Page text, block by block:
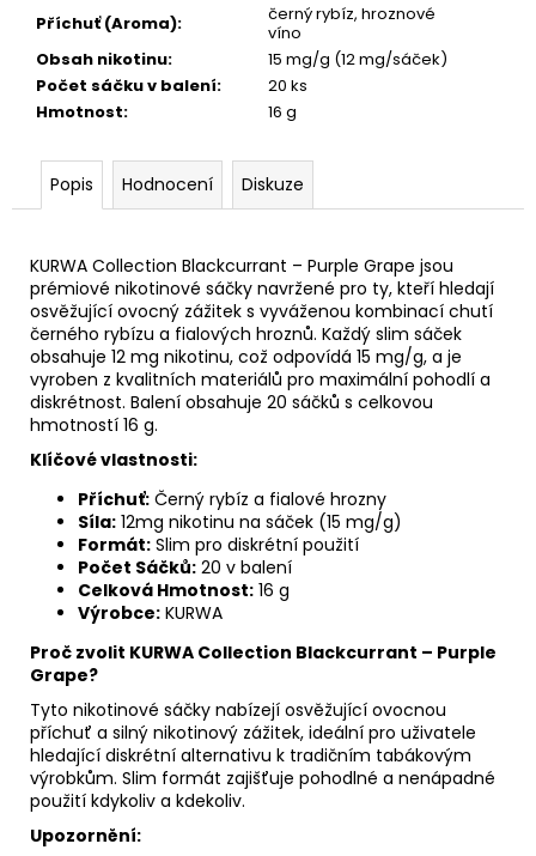
Příchuť (Aroma):
černý rybíz, hroznové
víno
Obsah nikotinu:
15 mg/g (12 mg/sáček)
Počet sáčku v balení:
20 ks
Hmotnost: 16 g
Popis Hodnocení Diskuze
KURWA Collection Blackcurrant – Purple Grape jsou
prémiové nikotinové sáčky navržené pro ty, kteří hledají
osvěžující ovocný zážitek s vyváženou kombinací chutí
černého rybízu a fialových hroznů. Každý slim sáček
obsahuje 12 mg nikotinu, což odpovídá 15 mg/g, a je
vyroben z kvalitních materiálů pro maximální pohodlí a
diskrétnost. Balení obsahuje 20 sáčků s celkovou
hmotností 16 g.
Klíčové vlastnosti:
Příchuť: Černý rybíz a fialové hrozny
Síla: 12mg nikotinu na sáček (15 mg/g)
Formát: Slim pro diskrétní použití
Počet Sáčků: 20 v balení
Celková Hmotnost: 16 g
Výrobce: KURWA
Proč zvolit KURWA Collection Blackcurrant – Purple
Grape?
Tyto nikotinové sáčky nabízejí osvěžující ovocnou
příchuť a silný nikotinový zážitek, ideální pro uživatele
hledající diskrétní alternativu k tradičním tabákovým
výrobkům. Slim formát zajišťuje pohodlné a nenápadné
použití kdykoliv a kdekoliv.
Upozornění: